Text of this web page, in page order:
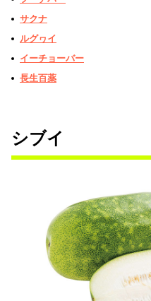
サクナ
ルグヮイ
イーチョーバー
長生百薬
シブイ